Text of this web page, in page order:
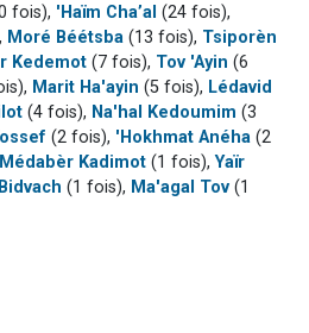
fois), 'Haïm Cha’al (24 fois),
Moré Béétsba (13 fois), Tsiporèn
Kedemot (7 fois), Tov 'Ayin (6
Marit Ha'ayin (5 fois), Lédavid
(4 fois), Na'hal Kedoumim (3
(2 fois), 'Hokhmat Anéha (2
Médabèr Kadimot (1 fois),Yaïr
(1 fois), Ma'agal Tov (1